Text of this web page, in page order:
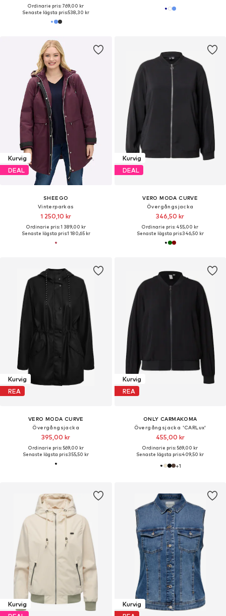
Ordinarie pris: 769,00 kr
Senaste lägsta pris:538,30 kr
Kurvig
DEAL
SHEEGO
Vinterparkas
1 250,10 kr
Ordinarie pris: 1 389,00 kr
Senaste lägsta pris:1 180,65 kr
Kurvig
DEAL
VERO MODA CURVE
Övergångsjacka
346,50 kr
Ordinarie pris: 455,00 kr
Senaste lägsta pris:346,50 kr
Kurvig
REA
VERO MODA CURVE
Övergångsjacka
395,00 kr
Ordinarie pris: 569,00 kr
Senaste lägsta pris:355,50 kr
Kurvig
REA
ONLY CARMAKOMA
Övergångsjacka 'CARLux'
455,00 kr
Ordinarie pris: 569,00 kr
Senaste lägsta pris:409,50 kr
+1
Kurvig
Kurvig